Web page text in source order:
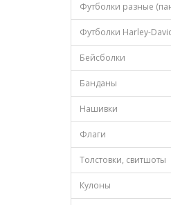
Футболки разные
Футболки Harley-
Бейсболки
Банданы
Нашивки
Флаги
Толстовки, свитшоты
Кулоны